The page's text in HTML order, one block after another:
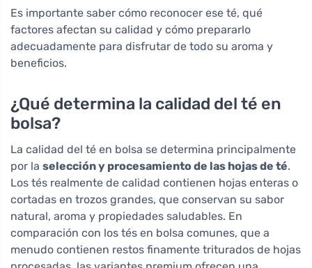
Es importante saber cómo reconocer ese té, qué
factores afectan su calidad y cómo prepararlo
adecuadamente para disfrutar de todo su aroma y
beneficios.
¿Qué determina la calidad del té en
bolsa?
La calidad del té en bolsa se determina principalmente
por la selección y procesamiento de las hojas de té.
Los tés realmente de calidad contienen hojas enteras o
cortadas en trozos grandes, que conservan su sabor
natural, aroma y propiedades saludables. En
comparación con los tés en bolsa comunes, que a
menudo contienen restos finamente triturados de hojas